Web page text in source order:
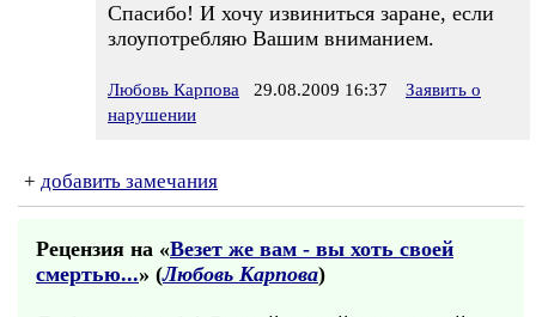
Спасибо! И хочу извиниться заране, если
злоупотребляю Вашим вниманием.
Любовь Карпова 29.08.2009 16:37
Заявить о
нарушении
+ добавить замечания
Рецензия на «Везет же вам - вы хоть своей
смертью...» (Любовь Карпова)